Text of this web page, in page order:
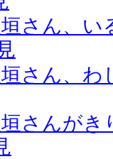
さん、い
さん、わ
さんがき